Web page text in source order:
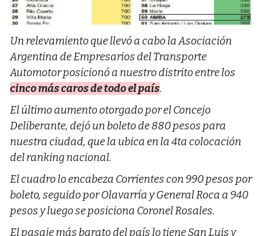
Un relevamiento que llevó a cabo la Asociación
Argentina de Empresarios del Transporte
Automotor posicionó a nuestro distrito entre los
cinco más caros de todo el país.
El último aumento otorgado por el Concejo
Deliberante, dejó un boleto de 880 pesos para
nuestra ciudad, que la ubica en la 4ta colocación
del ranking nacional.
El cuadro lo encabeza Corrientes con 990 pesos por
boleto, seguido por Olavarría y General Roca a 940
pesos y luego se posiciona Coronel Rosales.
El pasaje más barato del país lo tiene San Luis y